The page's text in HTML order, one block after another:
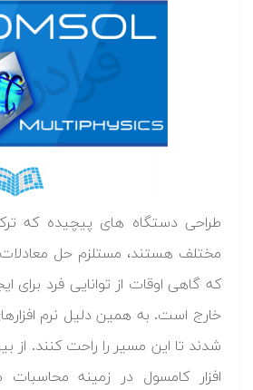
طراحی دستگاه های پیچیده که
مختلف هستند، مستلزم حل
که گاهی اوقات از توانایی فرد برای
خارج است. به همین دلیل نرم
شدند تا این مسیر را راحت کنند. از
افزار کامسول در زمینه